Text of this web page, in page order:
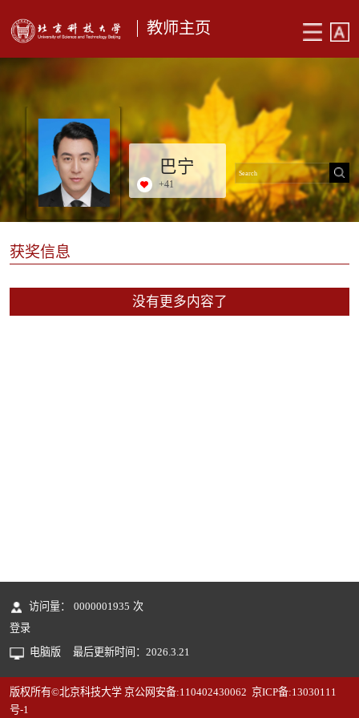
教师主页
巴宁
+41
获奖信息
没有更多内容了
访问量： 0000001935 次
登录
电脑版
最后更新时间： 2026.3.21
版权所有©北京科技大学 京公网安备:110402430062 京ICP备:13030111
号-1